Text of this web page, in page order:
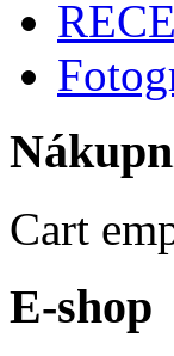
Cart
E-shop